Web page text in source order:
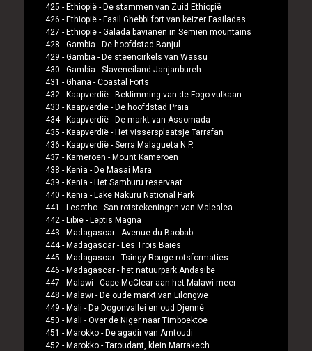
425 - Ethiopië - De stammen van Zuid Ethiopië
426 - Ethiopië - Fasil Ghebbi fort van keizer Fasiladas
427 - Ethiopië - Galada bavianen in Semien mountains
428 - Gambia - De hoofdstad Banjul
429 - Gambia - De steencirkels van Wassu
430 - Gambia - Slaveneiland Janjanbureh
431 - Ghana - Coastal Forts
432 - Kaapverdië - Beklimming van de Fogo vulkaan
433 - Kaapverdië - De hoofdstad Praia
434 - Kaapverdië - De markt van Assomada
435 - Kaapverdië - Het vissersplaatsje Tarrafan
436 - Kaapverdië - Serra Malagueta N.P.
437 - Kameroen - Mount Kameroen
438 - Kenia - De Masai Mara
439 - Kenia - Het Samburu reservaat
440 - Kenia - Lake Nakuru National Park
441 - Lesotho - San rotstekeningen van Malealea
442 - Libie - Leptis Magna
443 - Madagascar - Avenue du Baobab
444 - Madagascar - Les Trois Baies
445 - Madagascar - Tsingy Rouge rotsformaties
446 - Madagascar - het natuurpark Andasibe
447 - Malawi - Cape McClear aan het Malawi meer
448 - Malawi - De oude markt van Lilongwe
449 - Mali - De Dogonvallei en oud Djenné
450 - Mali - Over de Niger naar Timboektoe
451 - Marokko - De agadir van Amtoudi
452 - Marokko - Taroudant, klein Marrakech